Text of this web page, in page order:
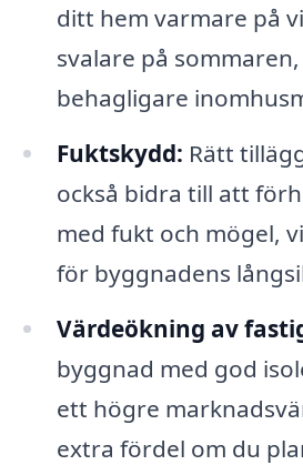
ditt hem varmare på
svalare på
behagligare
Fuktskydd: Rätt
också bidra till att
med fukt och mögel,
för byggnadens
Värdeökning av
byggnad med god
ett högre
extra fördel om du